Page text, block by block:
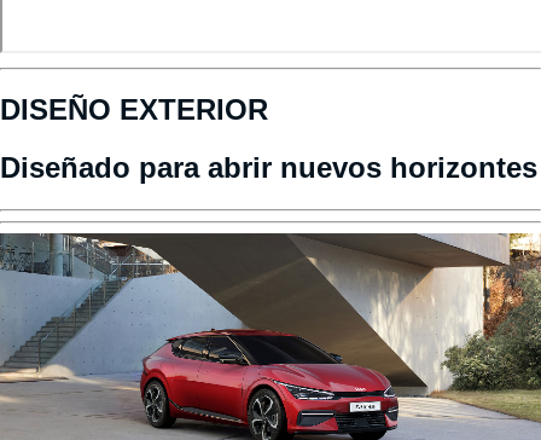
DISEÑO EXTERIOR
Diseñado para abrir nuevos horizontes